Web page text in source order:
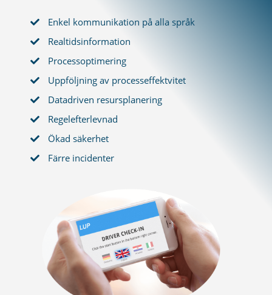
Enkel kommunikation på alla språk
Realtidsinformation
Processoptimering
Uppföljning av processeffektvitet
Datadriven resursplanering
Regelefterlevnad
Ökad säkerhet
Färre incidenter